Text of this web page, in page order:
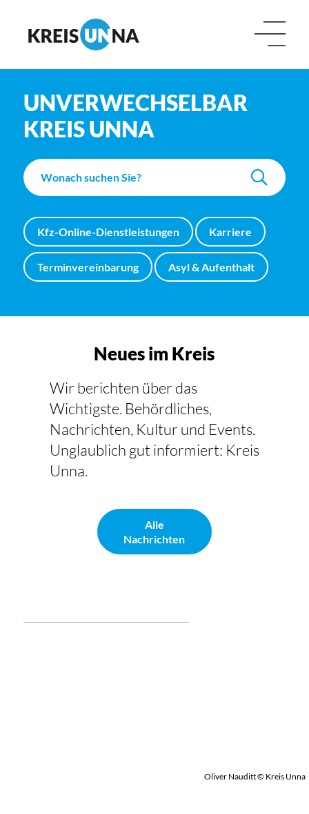
UNVERWECHSELBAR
KREIS UNNA
Kfz-Online-Dienstleistungen Karriere
Terminvereinbarung Asyl & Aufenthalt
Neues im Kreis
Wir berichten über das
Wichtigste. Behördliches,
Nachrichten, Kultur und Events.
Unglaublich gut informiert: Kreis
Unna.
Alle
Nachrichten
Oliver Nauditt © Kreis Unna